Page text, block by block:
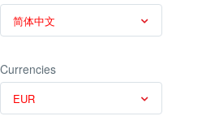
简体中文
Currencies
EUR